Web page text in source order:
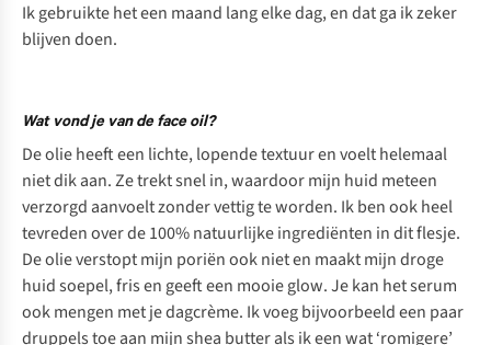
Ik gebruikte het een maand lang elke dag, en dat ga ik zeker
blijven doen.
Wat vond je van de face oil?
De olie heeft een lichte, lopende textuur en voelt helemaal
niet dik aan. Ze trekt snel in, waardoor mijn huid meteen
verzorgd aanvoelt zonder vettig te worden. Ik ben ook heel
tevreden over de 100% natuurlijke ingrediënten in dit flesje.
De olie verstopt mijn poriën ook niet en maakt mijn droge
huid soepel, fris en geeft een mooieglow. Je kan het serum
ook mengen met je dagcrème. Ik voeg bijvoorbeeld een paar
druppels toe aan mijnshea butterals ik een wat ‘romigere’